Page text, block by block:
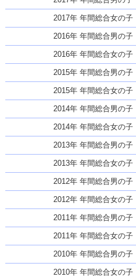
2017年 年間総合女の子
2016年 年間総合男の子
2016年 年間総合女の子
2015年 年間総合男の子
2015年 年間総合女の子
2014年 年間総合男の子
2014年 年間総合女の子
2013年 年間総合男の子
2013年 年間総合女の子
2012年 年間総合男の子
2012年 年間総合女の子
2011年 年間総合男の子
2011年 年間総合女の子
2010年 年間総合男の子
2010年 年間総合女の子